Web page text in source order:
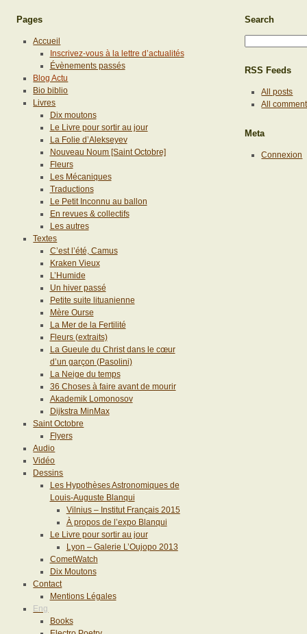
Pages
Accueil
Inscrivez-vous à la lettre d’actualités
Évènements passés
Blog Actu
Bio biblio
Livres
Dix moutons
Le Livre pour sortir au jour
La Folie d’Alekseyev
Nouveau Noum [Saint Octobre]
Fleurs
Les Mécaniques
Traductions
Le Petit Inconnu au ballon
En revues & collectifs
Les autres
Textes
C’est l’été, Camus
Kraken Vieux
L’Humide
Un hiver passé
Petite suite lituanienne
Mère Ourse
La Mer de la Fertilité
Fleurs (extraits)
La Gueule du Christ dans le cœur
d’un garçon (Pasolini)
La Neige du temps
36 Choses à faire avant de mourir
Akademik Lomonosov
Dijkstra MinMax
Saint Octobre
Flyers
Audio
Vidéo
Dessins
Les Hypothèses Astronomiques de
Louis-Auguste Blanqui
Vilnius – Institut Français 2015
À propos de l’expo Blanqui
Le Livre pour sortir au jour
Lyon – Galerie L’Oujopo 2013
CometWatch
Dix Moutons
Contact
Mentions Légales
Eng
Books
Search
RSS Feeds
All posts
All
Meta
Connexion